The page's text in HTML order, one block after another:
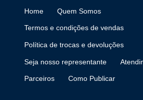
Home Quem Somos
Termos e condições de vendas
Política de trocas e devoluções
Seja nosso representante
Parceiros Como Publicar